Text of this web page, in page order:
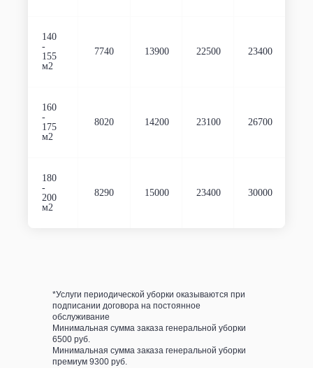
140
-
155
м2
7740 13900 22500 23400
160
-
175
м2
8020 14200 23100 26700
180
-
200
м2
8290 15000 23400 30000
*Услуги периодической уборки оказываются при
подписании договора на постоянное
обслуживание
Минимальная сумма заказа генеральной уборки
6500 руб.
Минимальная сумма заказа генеральной уборки
премиум 9300 руб.